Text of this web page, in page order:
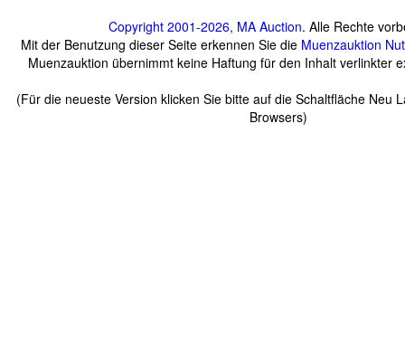
Copyright 2001-2026, MA Auction. Alle Rechte
Mit der Benutzung dieser Seite erkennen Sie die Muenzauktion
Muenzauktion übernimmt keine Haftung für den Inhalt verlinkter
(Für die neueste Version klicken Sie bitte auf die Schaltfläche Neu
Browsers)